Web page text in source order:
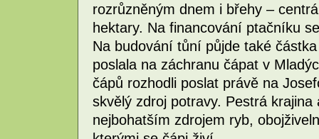
rozrůzněným dnem i břehy –
hektary. Na financování ptačníku
Na budování tůní půjde také
poslala na záchranu čápat v
čápů rozhodli poslat právě na
skvělý zdroj potravy. Pestrá
nejbohatším zdrojem ryb,